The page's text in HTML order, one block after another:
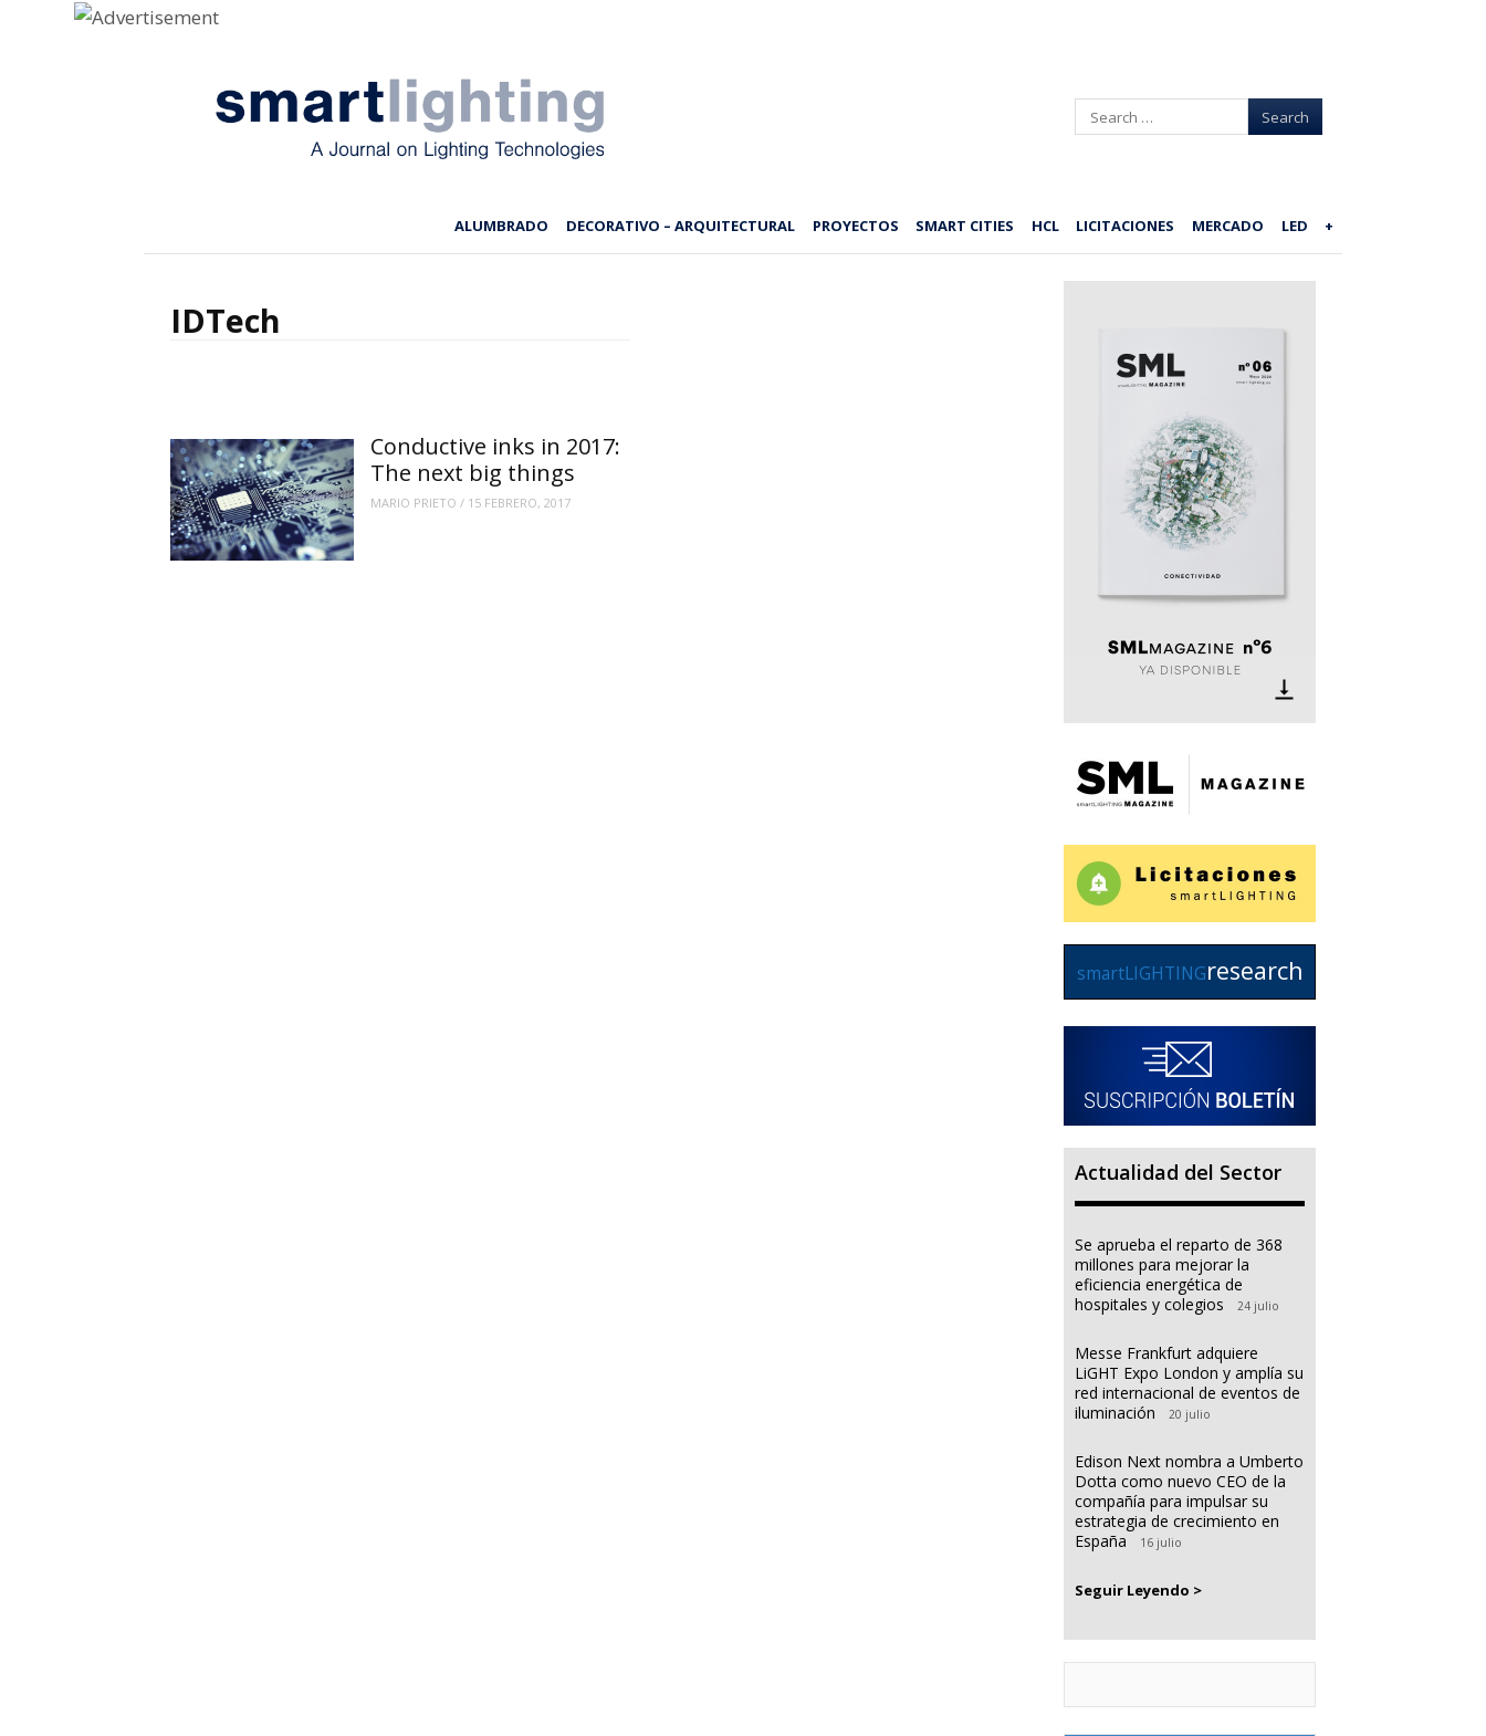
Search
ALUMBRADO DECORATIVO – ARQUITECTURAL PROYECTOS SMART CITIES HCL LICITACIONES MERCADO LED +
IDTech
Conductive inks in 2017:
The next big things
MARIO PRIETO / 15 FEBRERO, 2017
smartLIGHTINGresearch
Actualidad del Sector
Se aprueba el reparto de 368
millones para mejorar la
eficiencia energética de
hospitales y colegios
24 julio
Messe Frankfurt adquiere
LiGHT Expo London y amplía su
red internacional de eventos de
iluminación
20 julio
Edison Next nombra a Umberto
Dotta como nuevo CEO de la
compañía para impulsar su
estrategia de crecimiento en
España
16 julio
Seguir Leyendo >